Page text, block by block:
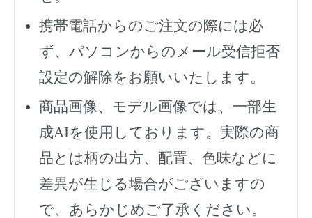
携帯電話からのご注文の際には必
ず、 パソコンからのメール受信拒否
設定の解除をお願いいたします。
商品画像、モデル画像では、一部生
成AIを使用しております。実際の商
品とは柄の出方、配置、色味などに
差異が生じる場合がございますの
で、あらかじめご了承ください。